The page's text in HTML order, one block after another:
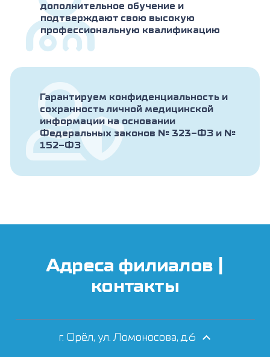
дополнительное обучение и
подтверждают свою высокую
профессиональную квалификацию
Гарантируем конфиденциальность и
сохранность личной медицинской
информации на основании
Федеральных законов № 323-ФЗ и №
152-ФЗ
Адреса филиалов |
контакты
г. Орёл, ул. Ломоносова, д.6